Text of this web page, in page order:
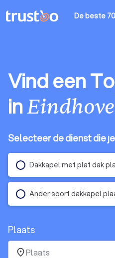
De beste
Vind een
in
Selecteer de dienst die
Dakkapel met plat dak
Ander soort dakkapel
Plaats
place